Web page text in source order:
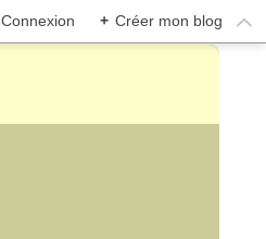
Connexion + Créer mon blog